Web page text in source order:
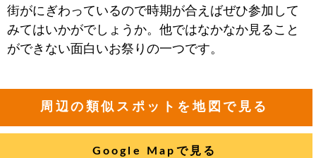
街がにぎわっているので時期が合えばぜひ参加して
みてはいかがでしょうか。他ではなかなか見ること
ができない面白いお祭りの一つです。
周辺の類似スポットを地図で見る
Google Mapで見る